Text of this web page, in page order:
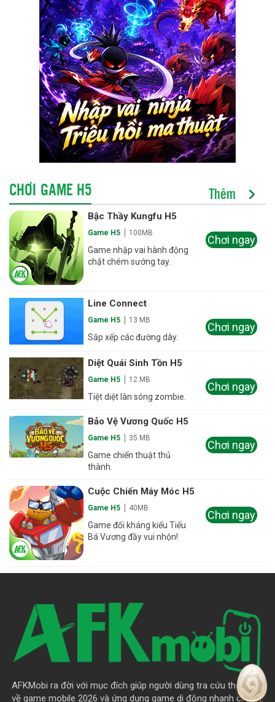
CHƠI GAME H5 Thêm
Bậc Thầy Kungfu H5
Game H5 100MB
Game nhập vai hành động
chặt chém sướng tay.
Chơi ngay
Line Connect
Game H5 13 MB
Sắp xếp các đường dây.
Chơi ngay
Diệt Quái Sinh Tồn H5
Game H5 12 MB
Tiệt diệt làn sóng zombie.
Chơi ngay
Bảo Vệ Vương Quốc H5
Game H5 35 MB
Game chiến thuật thủ
thành.
Chơi ngay
Cuộc Chiến Máy Móc H5
Game H5 40MB
Game đối kháng kiểu Tiểu
Bá Vương đầy vui nhộn!
Chơi ngay
AFKMobi ra đời với mục đích giúp người dùng tra cứu thông tin
về game mobile 2026 và ứng dụng game di động nhanh chóng.